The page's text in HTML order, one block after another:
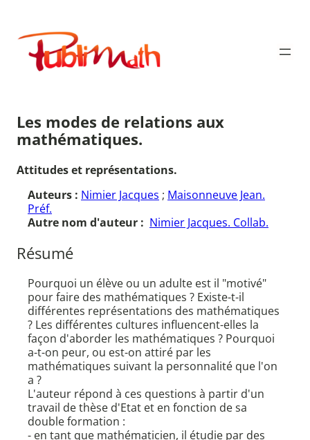
contenu
Publimath
Les modes de relations aux
mathématiques.
Attitudes et représentations.
Auteurs : Nimier Jacques ; Maisonneuve Jean.
Préf.
Autre nom d'auteur : Nimier Jacques. Collab.
Résumé
Pourquoi un élève ou un adulte est il "motivé"
pour faire des mathématiques ? Existe-t-il
différentes représentations des mathématiques
? Les différentes cultures influencent-elles la
façon d'aborder les mathématiques ? Pourquoi
a-t-on peur, ou est-on attiré par les
mathématiques suivant la personnalité que l'on
a ?
L'auteur répond à ces questions à partir d'un
travail de thèse d'Etat et en fonction de sa
double formation :
- en tant que mathématicien, il étudie par des